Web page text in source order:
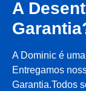
A
A Dominic é
Entregamos
Garantia.Todos